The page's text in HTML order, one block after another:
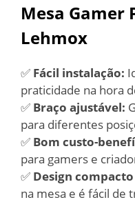
Mesa Gamer
Lehmox
✅ Fácil instalação:
praticidade na hora
✅ Braço ajustável:
para diferentes
✅ Bom custo-
para gamers e
✅ Design
na mesa e é fácil de